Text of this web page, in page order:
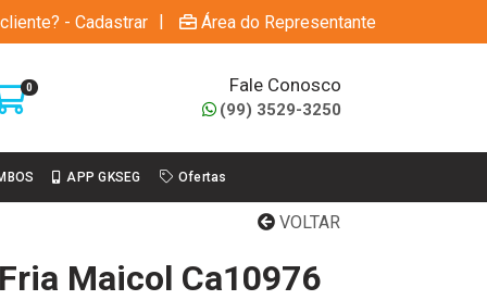
- Cadastrar | Área do Representante
0 Fale Conosco
(99) 3529-3250
APP GKSEG Ofertas
VOLTAR
Maicol Ca10976